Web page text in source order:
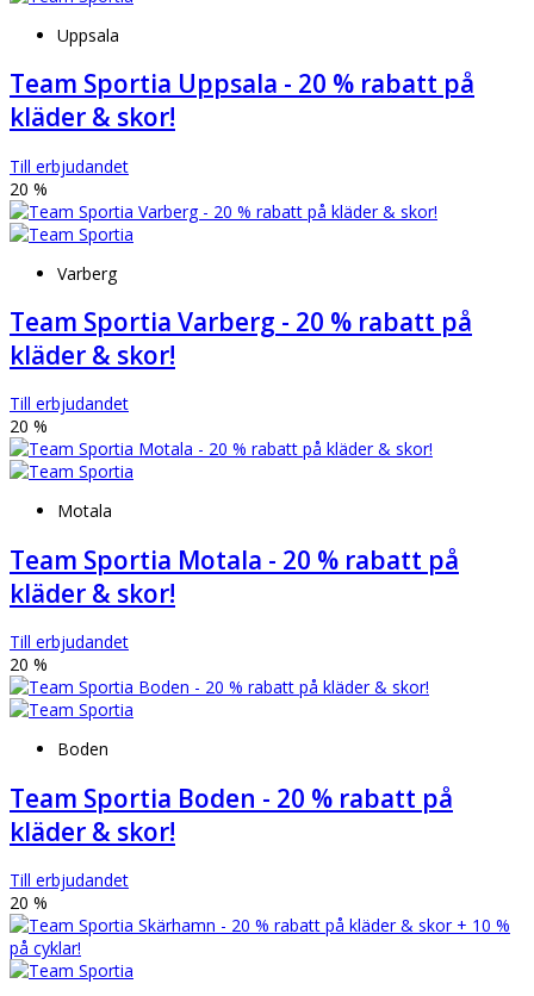
Uppsala
Team Sportia Uppsala - 20 % rabatt på
kläder & skor!
Till erbjudandet
20 %
Varberg
Team Sportia Varberg - 20 % rabatt på
kläder & skor!
Till erbjudandet
20 %
Motala
Team Sportia Motala - 20 % rabatt på
kläder & skor!
Till erbjudandet
20 %
Boden
Team Sportia Boden - 20 % rabatt på
kläder & skor!
Till erbjudandet
20 %